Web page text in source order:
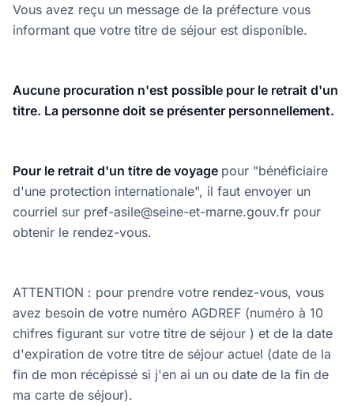
Vous avez reçu un message de la préfecture vous
informant que votre titre de séjour est disponible.
Aucune procuration n'est possible pour le retrait d'un
titre. La personne doit se présenter personnellement.
Pour le retrait d'un titre de voyage pour "bénéficiaire
d'une protection internationale", il faut envoyer un
courriel sur pref-asile@seine-et-marne.gouv.fr pour
obtenir le rendez-vous.
ATTENTION : pour prendre votre rendez-vous, vous
avez besoin de votre numéro AGDREF (numéro à 10
chifres figurant sur votre titre de séjour ) et de la date
d'expiration de votre titre de séjour actuel (date de la
fin de mon récépissé si j'en ai un ou date de la fin de
ma carte de séjour).